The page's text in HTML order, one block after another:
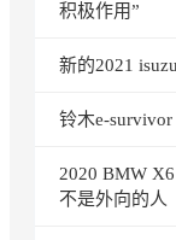
积极作用”
新的2021
铃木e-
2020 BMW
不是外向的人